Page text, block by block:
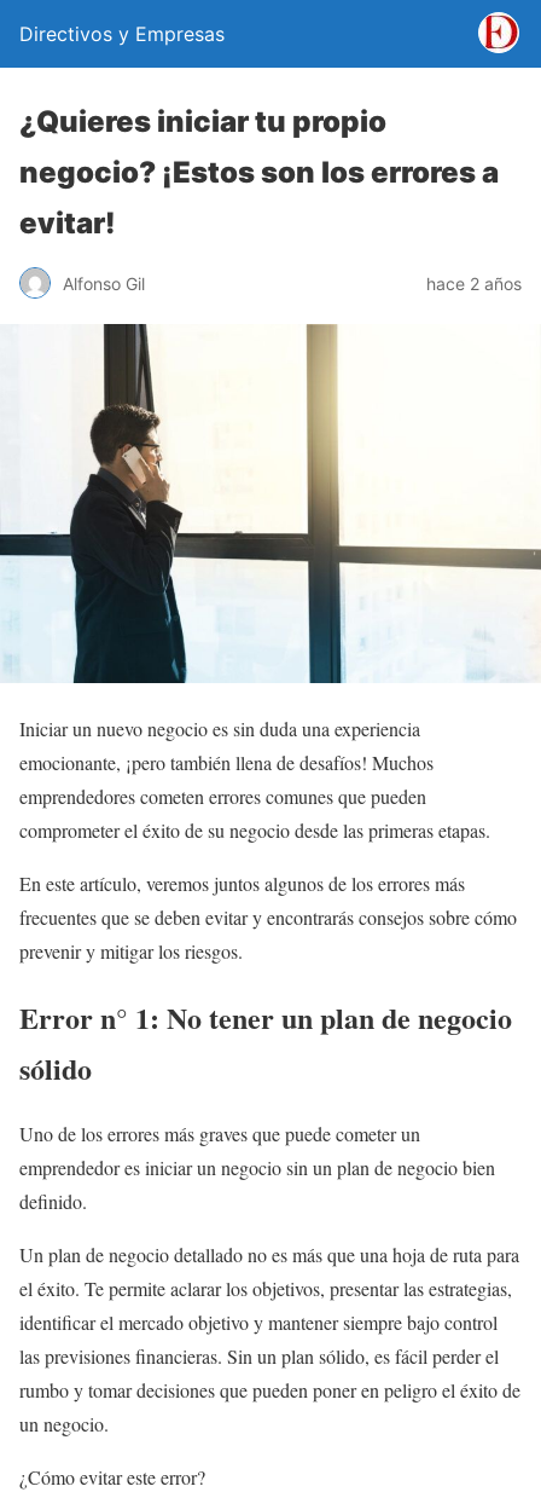
Directivos y Empresas
¿Quieres iniciar tu propio
negocio? ¡Estos son los errores a
evitar!
Alfonso Gil hace 2 años
Iniciar un nuevo negocio es sin duda una experiencia
emocionante, ¡pero también llena de desafíos! Muchos
emprendedores cometen errores comunes que pueden
comprometer el éxito de su negocio desde las primeras etapas.
En este artículo, veremos juntos algunos de los errores más
frecuentes que se deben evitar y encontrarás consejos sobre cómo
prevenir y mitigar los riesgos.
Error n° 1: No tener un plan de negocio
sólido
Uno de los errores más graves que puede cometer un
emprendedor es iniciar un negocio sin un plan de negocio bien
definido.
Un plan de negocio detallado no es más que una hoja de ruta para
el éxito. Te permite aclarar los objetivos, presentar las estrategias,
identificar el mercado objetivo y mantener siempre bajo control
las previsiones financieras. Sin un plan sólido, es fácil perder el
rumbo y tomar decisiones que pueden poner en peligro el éxito de
un negocio.
¿Cómo evitar este error?